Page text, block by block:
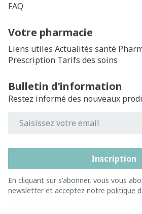
FAQ
Votre pharmacie
Liens utiles Actualités santé
Prescription Tarifs des soins
Bulletin d’information
Restez informé des nouveaux
Inscription
En cliquant sur s'abonner, vous vous
newsletter et acceptez notre politique